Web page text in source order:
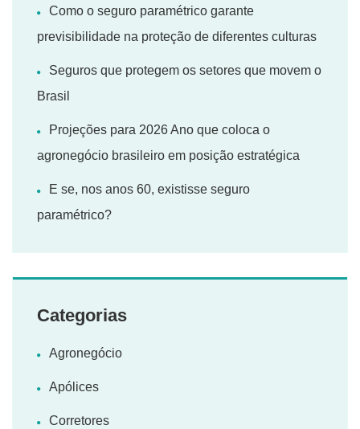
Como o seguro paramétrico garante
previsibilidade na proteção de diferentes culturas
Seguros que protegem os setores que movem o
Brasil
Projeções para 2026 Ano que coloca o
agronegócio brasileiro em posição estratégica
E se, nos anos 60, existisse seguro
paramétrico?
Categorias
Agronegócio
Apólices
Corretores